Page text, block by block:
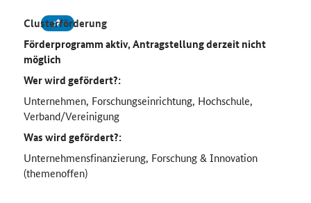
Clusterförderung
Förderprogramm aktiv, Antragstellung derzeit nicht
möglich
Wer wird gefördert?:
Unternehmen, Forschungseinrichtung, Hochschule,
Verband/Vereinigung
Was wird gefördert?:
Unternehmensfinanzierung, Forschung & Innovation
(themenoffen)